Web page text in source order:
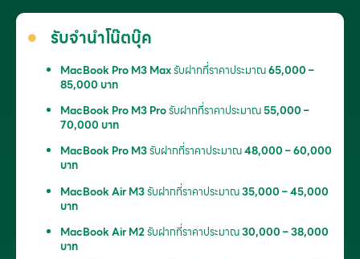
รับจำนำโน๊ตบุ๊ค
MacBook Pro M3 Maxรับฝากที่ราคาประมาณ65,000 –
85,000 บาท
MacBook Pro M3 Proรับฝากที่ราคาประมาณ55,000 –
70,000 บาท
MacBook Pro M3รับฝากที่ราคาประมาณ48,000 – 60,000
บาท
MacBook Air M3รับฝากที่ราคาประมาณ35,000 – 45,000
บาท
MacBook Air M2รับฝากที่ราคาประมาณ30,000 – 38,000
บาท